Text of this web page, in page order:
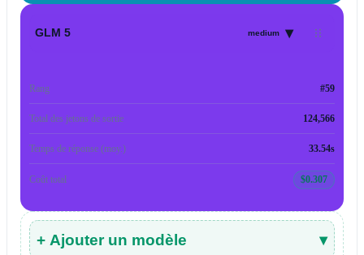
GLM 5 medium ▾
Rang #59
Total des jetons de sortie 124,566
Temps de réponse (moy.) 33.54s
Coût total $0.307
+ Ajouter un modèle ▾